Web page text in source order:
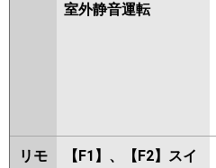
室外静音運転
リモ
【F1】、【F2】スイ